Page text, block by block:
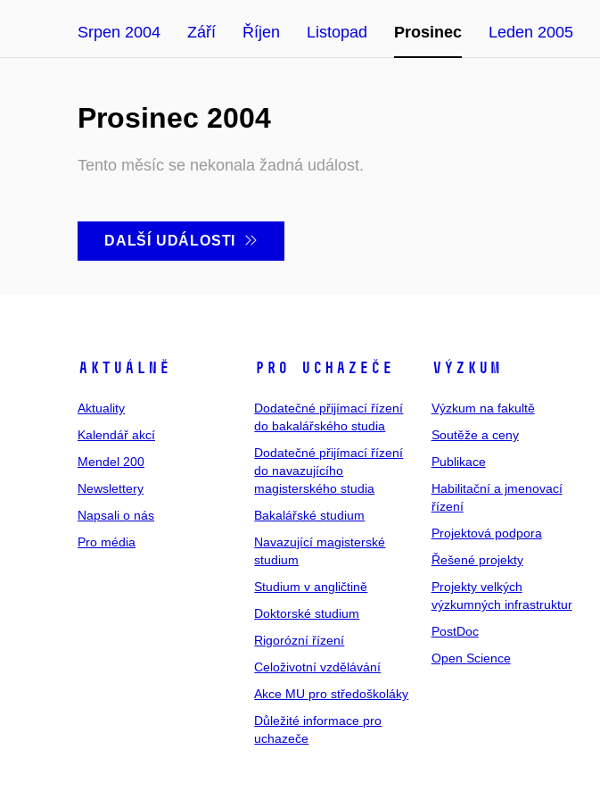
Srpen 2004 Září Říjen Listopad Prosinec Leden 2005
Prosinec 2004
Tento měsíc se nekonala žadná událost.
DALŠÍ UDÁLOSTI
Aktuálně
Aktuality
Kalendář akcí
Mendel 200
Newslettery
Napsali o nás
Pro média
Pro uchazeče
Dodatečné přijímací řízení
do bakalářského studia
Dodatečné přijímací řízení
do navazujícího
magisterského studia
Bakalářské studium
Navazující magisterské
studium
Studium v angličtině
Doktorské studium
Rigorózní řízení
Celoživotní vzdělávání
Akce MU pro středoškoláky
Důležité informace pro
uchazeče
Výzkum
Výzkum na fakultě
Soutěže a ceny
Publikace
Habilitační a jmenovací
řízení
Projektová podpora
Řešené projekty
Projekty velkých
výzkumných infrastruktur
PostDoc
Open Science